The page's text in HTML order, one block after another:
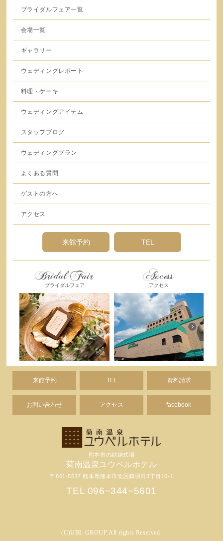
ブライダルフェア一覧
会場一覧
ギャラリー
ウェディングレポート
料理・ケーキ
ウェディングアイテム
スタッフブログ
ウェディングプラン
よくある質問
ゲストの方へ
アクセス
来館予約 TEL
Bridal Fair
ブライダルフェア
Access
アクセス
来館予約 TEL 資料請求
お問い合わせ アクセス facebook
熊本市の結婚式場
菊南温泉ユウベルホテル
〒861-5517 熊本県熊本市北区鶴羽田3丁目10-1
TEL 096−344−5601
(C)UBL GROUP All rights Reserved.